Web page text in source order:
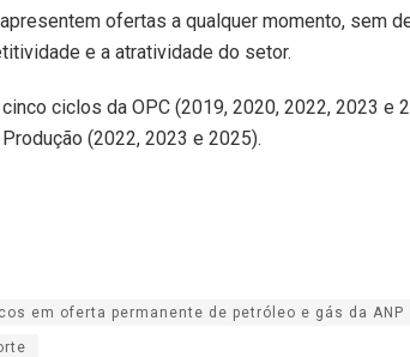
ofertas a qualquer momento, sem
e a atratividade do setor.
ciclos da OPC (2019, 2020, 2022, 2023 e
(2022, 2023 e 2025).
em oferta permanente de petróleo e gás da ANP